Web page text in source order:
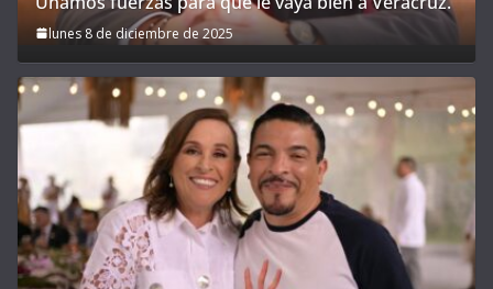
lunes 8 de diciembre de 2025